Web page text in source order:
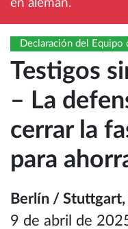
en alemán.
Declaración del
Testigos
– La
cerrar la
para
Berlín /
9 de abril de